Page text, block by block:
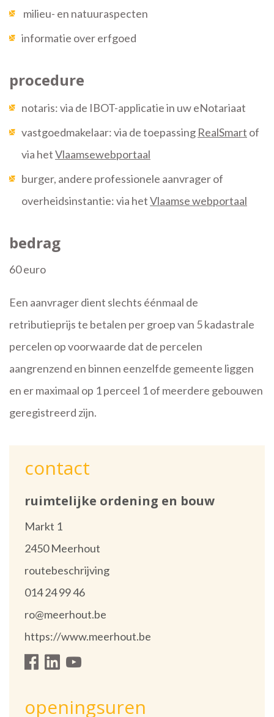
milieu- en natuuraspecten
informatie over erfgoed
procedure
notaris: via de IBOT-applicatie in uw eNotariaat
vastgoedmakelaar: via de toepassing RealSmart of
via hetVlaamsewebportaal
burger, andere professionele aanvrager of
overheidsinstantie: via hetVlaamse webportaal
bedrag
60 euro
Een aanvrager dient slechts éénmaal de
retributieprijs te betalen per groep van 5 kadastrale
percelen op voorwaarde dat de percelen
aangrenzend en binnen eenzelfde gemeente liggen
en er maximaal op 1 perceel 1 of meerdere gebouwen
geregistreerd zijn.
contact
ruimtelijke ordening en bouw
Adres
Markt 1
,
2450 Meerhout
Stratenplan
routebeschrijving
tel.
014 24 99 46
E-
mail
ro@meerhout.be
Website
https://www.meerhout.be
Volg
op
Facebook
LinkedinYoutube
openingsuren